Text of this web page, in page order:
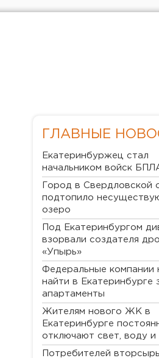
ГЛАВНЫЕ
Екатеринбуржец стал
начальником войск
Город в Свердловской
подтопило
озеро
Под Екатеринбургом
взорвали создателя
«Упырь»
Федеральные компании
найти в Екатеринбурге
апартаменты
Жителям нового ЖК в
Екатеринбурге
отключают свет, воду
Потребителей